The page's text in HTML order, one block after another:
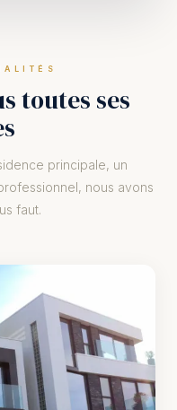
toutes ses
principale, un
nous avons
faut.